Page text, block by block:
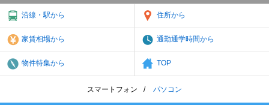
沿線・駅から 住所から
家賃相場から 通勤通学時間から
物件特集から TOP
スマートフォン パソコン